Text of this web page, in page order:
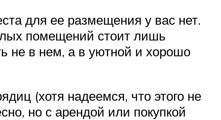
для ее размещения у вас нет.
помещений стоит лишь
не в нем, а в уютной и хорошо
(хотя надеемся, что этого не
но с арендой или покупкой